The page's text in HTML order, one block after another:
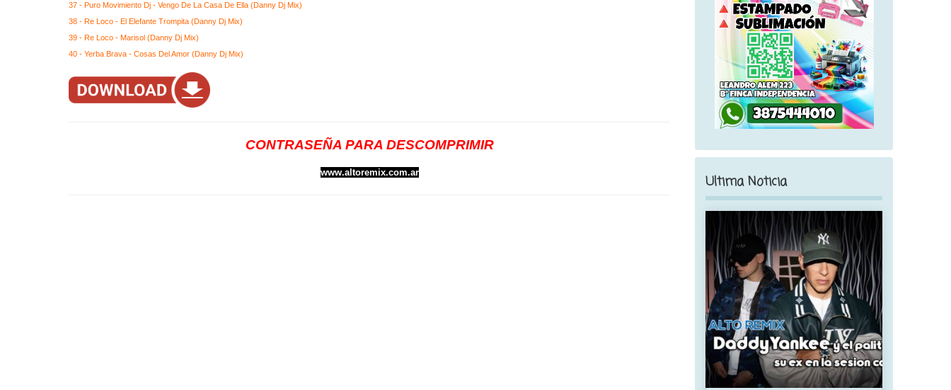
37 - Puro Movimiento Dj - Vengo De La Casa De Ella (Danny Dj Mix)
38 - Re Loco - El Elefante Trompita (Danny Dj Mix)
39 - Re Loco - Marisol (Danny Dj Mix)
40 - Yerba Brava - Cosas Del Amor (Danny Dj Mix)
CONTRASEÑA PARA DESCOMPRIMIR
www.altoremix.com.ar Ultima Noticia